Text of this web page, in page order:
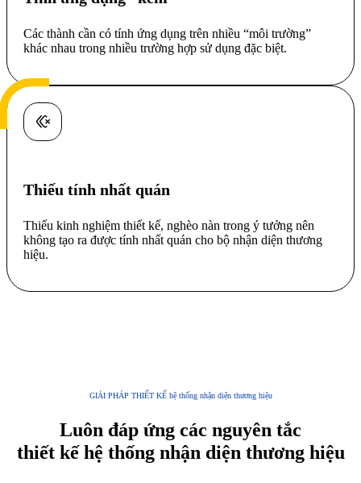
Các thành cần có tính ứng dụng trên nhiều “môi trường”
khác nhau trong nhiều trường hợp sử dụng đặc biệt.
Thiếu tính nhất quán
Thiếu kinh nghiệm thiết kế, nghèo nàn trong ý tưởng nên
không tạo ra được tính nhất quán cho bộ nhận diện thương
hiệu.
GIẢI PHÁP THIẾT KẾ hệ thống nhận diện thương hiệu
Luôn đáp ứng các nguyên tắc
thiết kế hệ thống nhận diện thương hiệu